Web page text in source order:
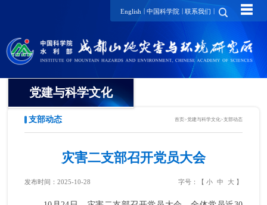
English | 中国科学院 | 联系我们 | ☰
党建与科学文化
纪委
工会
支部动态 首页>党建与科学文化>支部动态
灾害二支部召开党员大会
发布时间：2025-10-28 字号：【 小 中 大】